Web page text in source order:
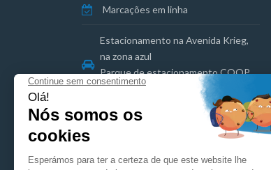
Marcações em linha
Estacionamento na Avenida Krieg,
na zona azul
Parque de estacionamento COOP
Florissant nas proximidades
Informação jurídica